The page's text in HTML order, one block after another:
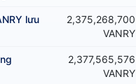
lưu
2,375,268,700
VANRY
2,377,565,576
VANRY